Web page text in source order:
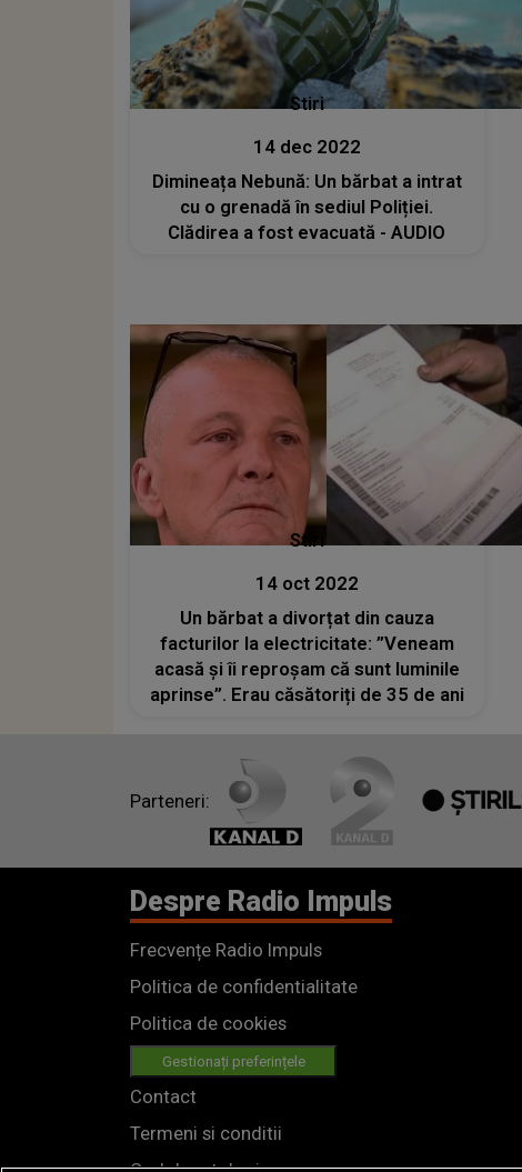
Stiri
14 dec 2022
Dimineața Nebună: Un bărbat a intrat
cu o grenadă în sediul Poliției.
Clădirea a fost evacuată - AUDIO
Stiri
14 oct 2022
Un bărbat a divorțat din cauza
facturilor la electricitate: ”Veneam
acasă şi îi reproşam că sunt luminile
aprinse”. Erau căsătoriți de 35 de ani
Parteneri:
Despre Radio Impuls
Frecvențe Radio Impuls
Politica de confidentialitate
Politica de cookies
Gestionați preferințele
Contact
Termeni si conditii